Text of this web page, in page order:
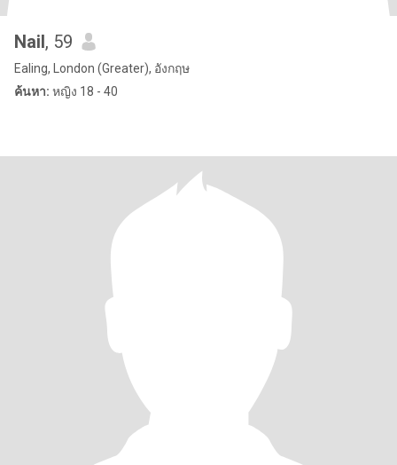
Nail, 59
Ealing, London (Greater), อังกฤษ
ค้นหา: หญิง 18 - 40